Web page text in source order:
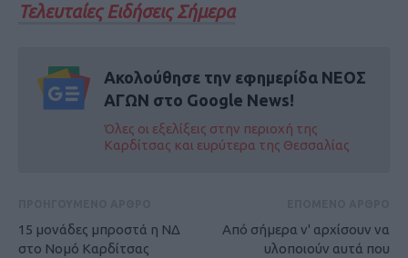
Τελευταίες Ειδήσεις Σήμερα
Ακολούθησε την εφημερίδα ΝΕΟΣ
ΑΓΩΝ στο Google News!
Όλες οι εξελίξεις στην περιοχή της
Καρδίτσας και ευρύτερα της Θεσσαλίας
15 μονάδες μπροστά η ΝΔ
στο Νομό Καρδίτσας
Από σήμερα ν' αρχίσουν να
υλοποιούν αυτά που